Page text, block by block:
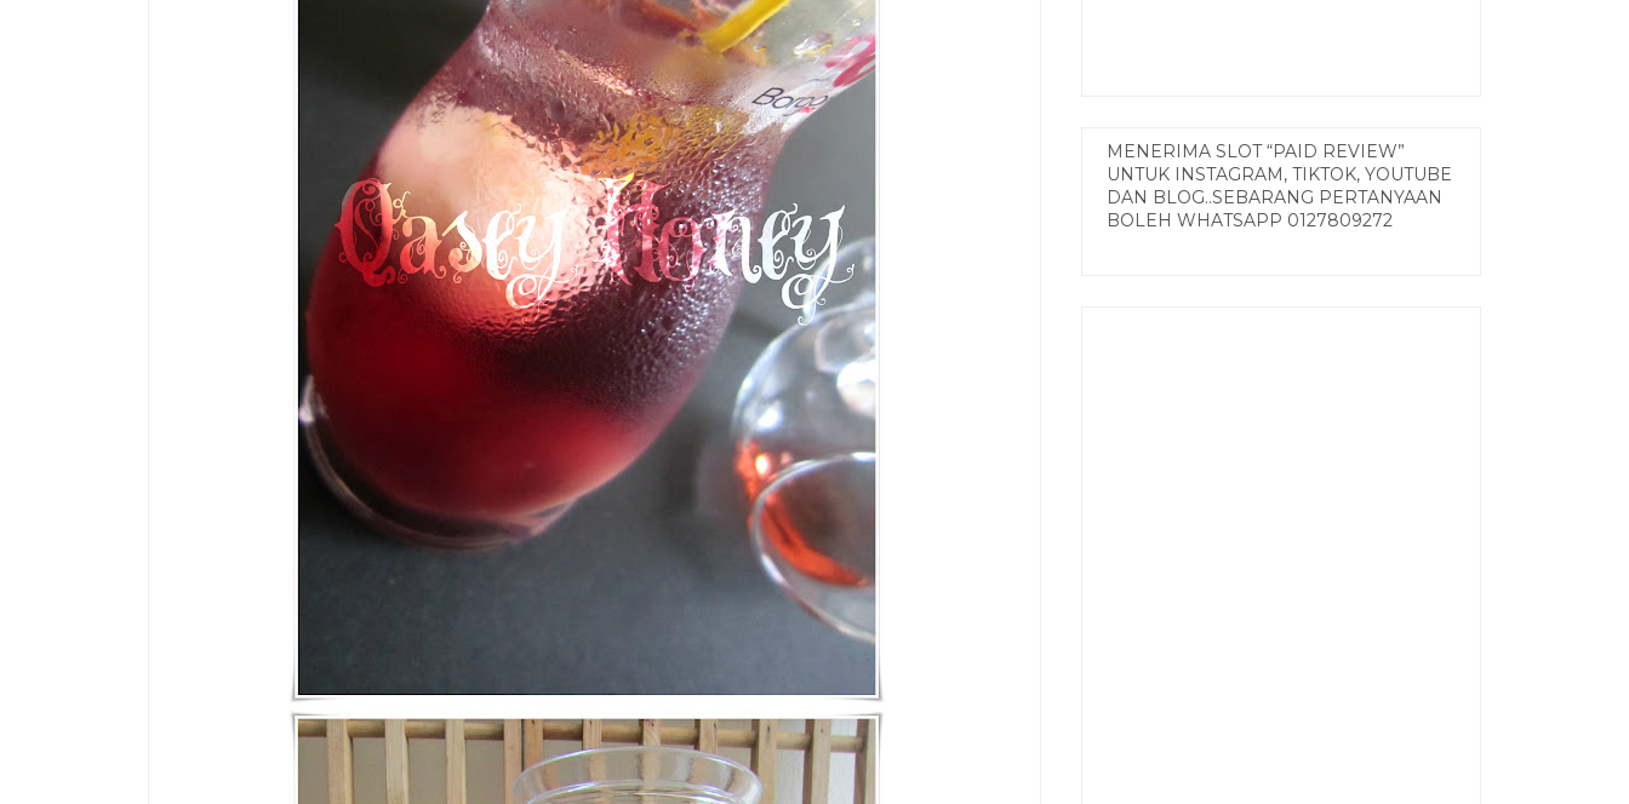
MENERIMA SLOT “PAID REVIEW”
UNTUK INSTAGRAM, TIKTOK, YOUTUBE
DAN BLOG..SEBARANG PERTANYAAN
BOLEH WHATSAPP 0127809272